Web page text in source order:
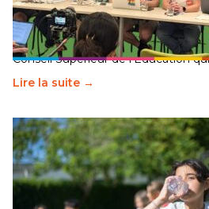
30 juin 2026-National
Pendant plusieurs mois, un groupe
travaillé sur la transition écologique
Conseil Supérieur de l’Éducation
Lire la suite →